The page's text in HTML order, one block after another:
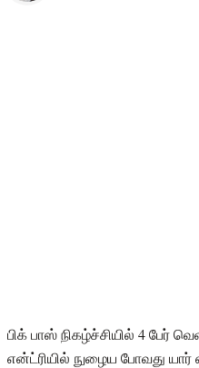
பிக் பாஸ் நிகழ்ச்சியில் 4 பேர்
என்ட்ரியில் நுழைய போவது யார்